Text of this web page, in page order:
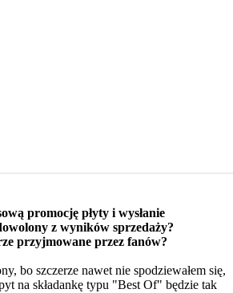
promocję płyty i wysłanie
z wyników sprzedaży?
przyjmowane przez fanów?
bo szczerze nawet nie spodziewałem się,
na składankę typu "Best Of" będzie tak